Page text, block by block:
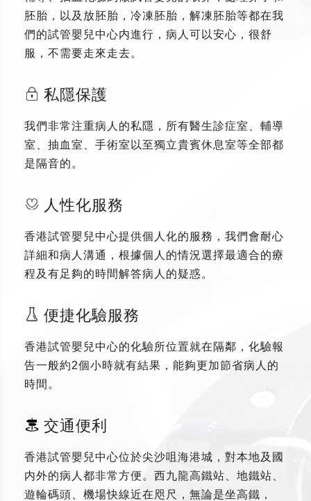
胚胎，以及放胚胎，冷凍胚胎，解凍胚胎等都在我
們的試管嬰兒中心内進行，病人可以安心，很舒
服，不需要走來走去。
私隱保護
我們非常注重病人的私隱，所有醫生診症室、輔導
室、抽血室、手術室以至獨立貴賓休息室等全部都
是隔音的。
人性化服務
香港試管嬰兒中心提供個人化的服務，我們會耐心
詳細和病人溝通，根據個人的情況選擇最適合的療
程及有足夠的時間解答病人的疑惑。
便捷化驗服務
香港試管嬰兒中心的化驗所位置就在隔鄰，化驗報
告一般約2個小時就有結果，能夠更加節省病人的
時間。
交通便利
香港試管嬰兒中心位於尖沙咀海港城，對本地及國
内外的病人都非常方便。西九龍高鐵站、地鐵站、
遊輪碼頭、機場快線近在咫尺，無論是坐高鐵，